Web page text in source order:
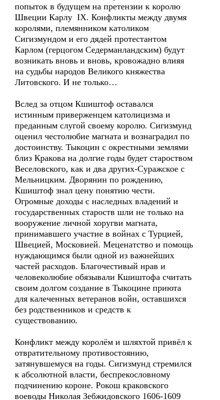
попыток в будущем на претензии к королю
Швеции Карлу IX. Конфликты между двумя
королями, племянником католиком
Сигизмундом и его дядей протестантом
Карлом (герцогом Седерманландским) будут
возникать вновь и вновь, кровожадно влияя
на судьбы народов Великого княжества
Литовского. И не только…
Вслед за отцом Кшиштоф оставался
истинным приверженцем католицизма и
преданным слугой своему королю. Сигизмунд
оценил честолюбие магната и вознаградил по
достоинству. Тыкоцин с окрестными землями
близ Кракова на долгие годы будет староством
Веселовского, как и два других-Суражское с
Мельницким. Дворянин по рождению,
Кшиштоф знал цену понятию чести.
Огромные доходы с наследных владений и
государственных староств шли не только на
вооружение личной хоругви магната,
принимавшего участие в войнах с Турцией,
Швецией, Московией. Меценатство и помощь
нуждающимся были одной из важнейших
частей расходов. Благочестивый нрав и
человеколюбие обязывали Кшиштофа считать
своим долгом создание в Тыкоцине приюта
для калеченных ветеранов войн, оставшихся
без родственников и средств к
существованию.
Конфликт между королём и шляхтой привёл к
отвратительному противостоянию,
затянувшемуся на годы. Сигизмунд стремился
к абсолютной власти, беспрекословному
подчинению короне. Рокош краковского
воеводы Николая Зебжидовского 1606-1609